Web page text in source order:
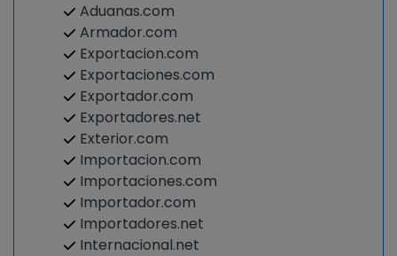
Aduanas.com
Armador.com
Exportacion.com
Exportaciones.com
Exportador.com
Exportadores.net
Exterior.com
Importacion.com
Importaciones.com
Importador.com
Importadores.net
Internacional.net